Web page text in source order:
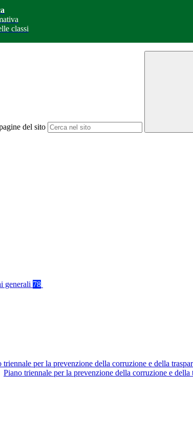
classi
del sito
generali 78
triennale per la prevenzione della corruzione e della
Piano triennale per la prevenzione della corruzione e della